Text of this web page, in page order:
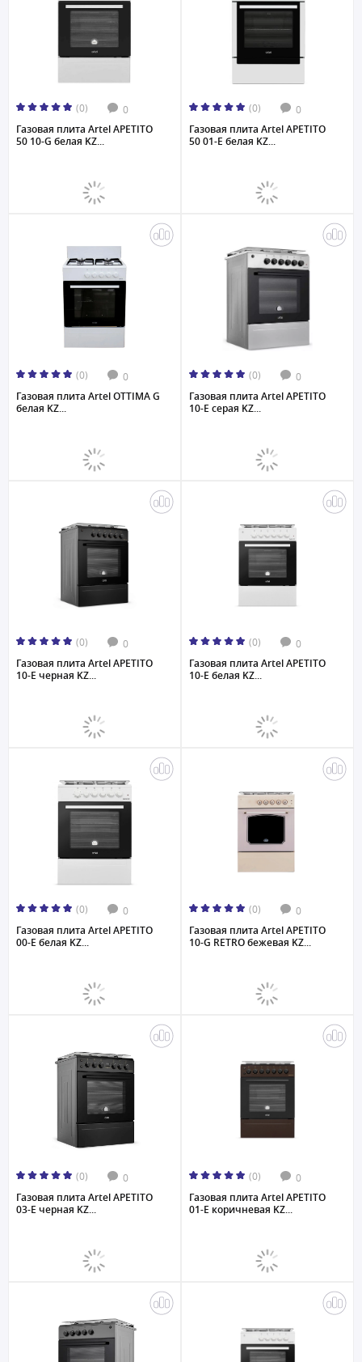
(0) 0
Газовая плита Artel APETITO
50 10-G белая KZ...
(0) 0
Газовая плита Artel APETITO
50 01-E белая KZ...
(0) 0
Газовая плита Artel OTTIMA G
белая KZ...
(0) 0
Газовая плита Artel APETITO
10-E серая KZ...
(0) 0
Газовая плита Artel APETITO
10-E черная KZ...
(0) 0
Газовая плита Artel APETITO
10-E белая KZ...
(0) 0
Газовая плита Artel APETITO
00-E белая KZ...
(0) 0
Газовая плита Artel APETITO
10-G RETRO бежевая KZ...
(0) 0
Газовая плита Artel APETITO
03-E черная KZ...
(0) 0
Газовая плита Artel APETITO
01-E коричневая KZ...